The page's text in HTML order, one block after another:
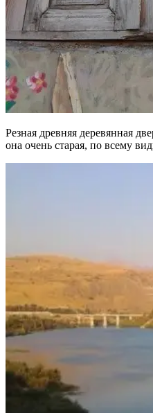
Резная древняя деревянная
она очень старая, по всему